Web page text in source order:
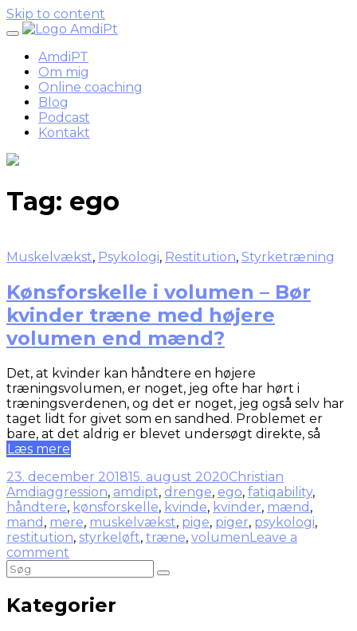
Skip to content
AmdiPT
Om mig
Online coaching
Blog
Podcast
Kontakt
Tag: ego
Muskelvækst, Psykologi, Restitution, Styrketræning
Kønsforskelle i volumen – Bør
kvinder træne med højere
volumen end mænd?
Det, at kvinder kan håndtere en højere
træningsvolumen, er noget, jeg ofte har hørt i
træningsverdenen, og det er noget, jeg også selv har
taget lidt for givet som en sandhed. Problemet er
bare, at det aldrig er blevet undersøgt direkte, så
Læs mere
23. december 201815. august 2020Christian
Amdiaggression, amdipt, drenge, ego, fatiqability,
håndtere, kønsforskelle, kvinde, kvinder, mænd ,
mand , mere, muskelvækst, pige, piger, psykologi,
restitution, styrkeløft, træne, volumenLeave a
comment
Kategorier